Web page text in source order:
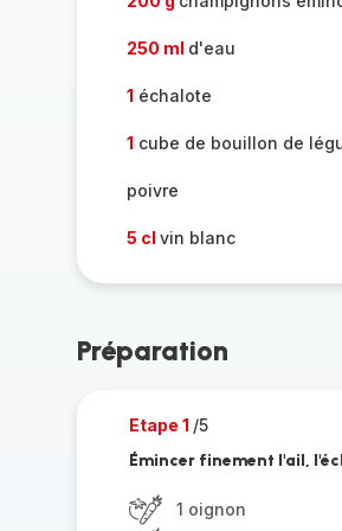
250 ml d'eau
1 échalote
1 cube de bouillon de
poivre
5 cl vin blanc
Préparation
Etape 1 /5
Émincer finement l'ail,
1 oignon